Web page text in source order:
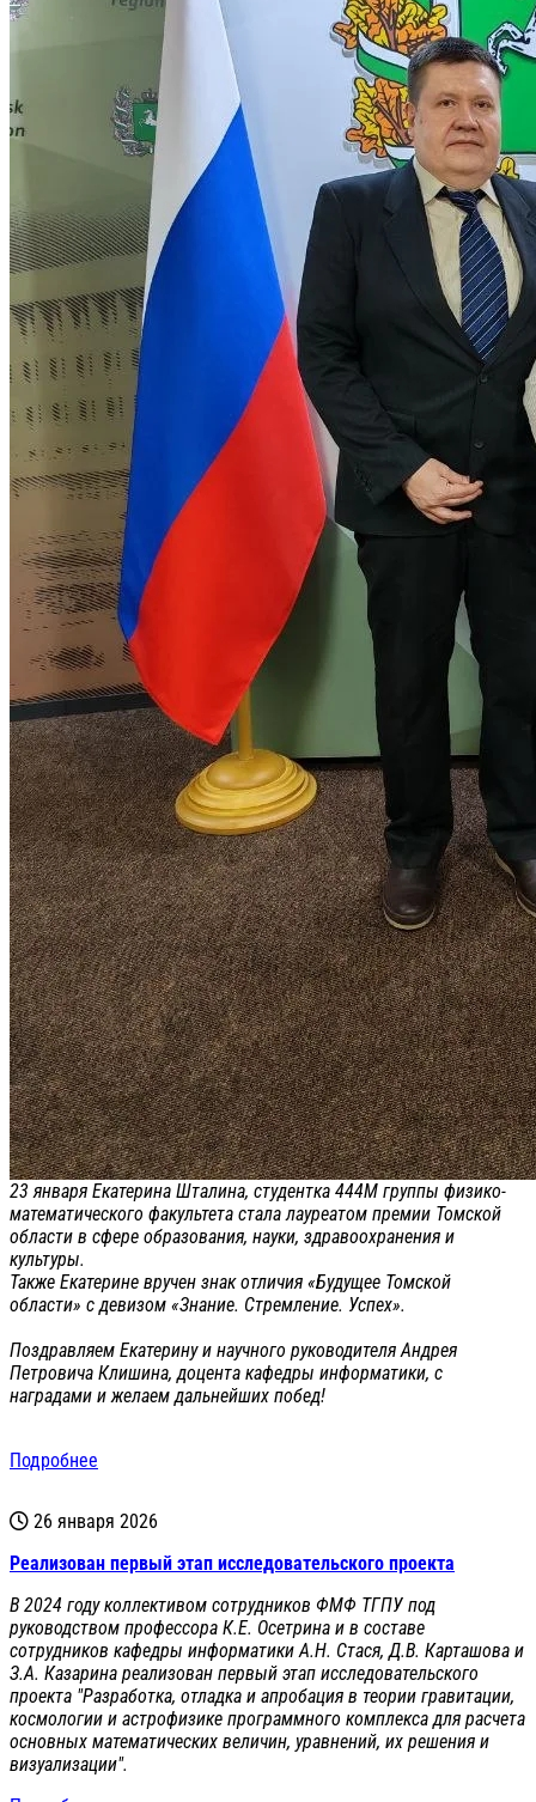
23 января Екатерина Шталина, студентка 444М группы физико-
математического факультета стала лауреатом премии Томской
области в сфере образования, науки, здравоохранения и
культуры.
Также Екатерине вручен знак отличия «Будущее Томской
области» с девизом «Знание. Стремление. Успех».
Поздравляем Екатерину и научного руководителя Андрея
Петровича Клишина, доцента кафедры информатики, с
наградами и желаем дальнейших побед!
Подробнее
26 января 2026
Реализован первый этап исследовательского проекта
В 2024 году коллективом сотрудников ФМФ ТГПУ под
руководством профессора К.Е. Осетрина и в составе
сотрудников кафедры информатики А.Н. Стася, Д.В. Карташова и
З.А. Казарина реализован первый этап исследовательского
проекта "Разработка, отладка и апробация в теории гравитации,
космологии и астрофизике программного комплекса для расчета
основных математических величин, уравнений, их решения и
визуализации".